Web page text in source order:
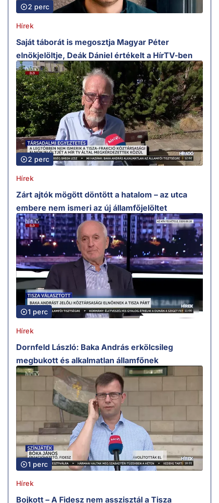
2 perc
Hírek
Saját táborát is megosztja Magyar Péter
elnökjelöltje, Deák Dániel értékelt a HírTV-ben
2 perc
Hírek
Zárt ajtók mögött döntött a hatalom – az utca
embere nem ismeri az új államfőjelöltet
1 perc
Hírek
Dornfeld László: Baka András erkölcsileg
megbukott és alkalmatlan államfőnek
1 perc
Hírek
Bojkott – A Fidesz nem asszisztál a Tisza